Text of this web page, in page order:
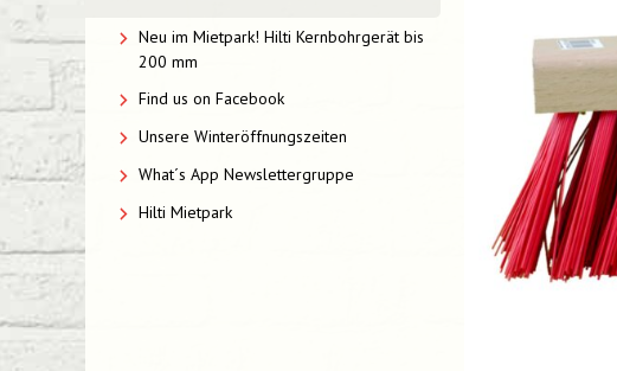
Neu im Mietpark! Hilti Kernbohrgerät bis
200 mm
Find us on Facebook
Unsere Winteröffnungszeiten
What´s App Newslettergruppe
Hilti Mietpark